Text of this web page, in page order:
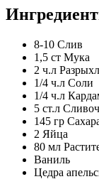
8-10 Слив
1,5 ст Мука
2 ч.л
1/4 ч.л Соли
1/4 ч.л
5 ст.л
145 гр
2 Яйца
80 мл
Ваниль
Цедра